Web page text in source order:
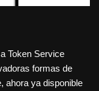
Token Service
formas de
ahora ya disponible